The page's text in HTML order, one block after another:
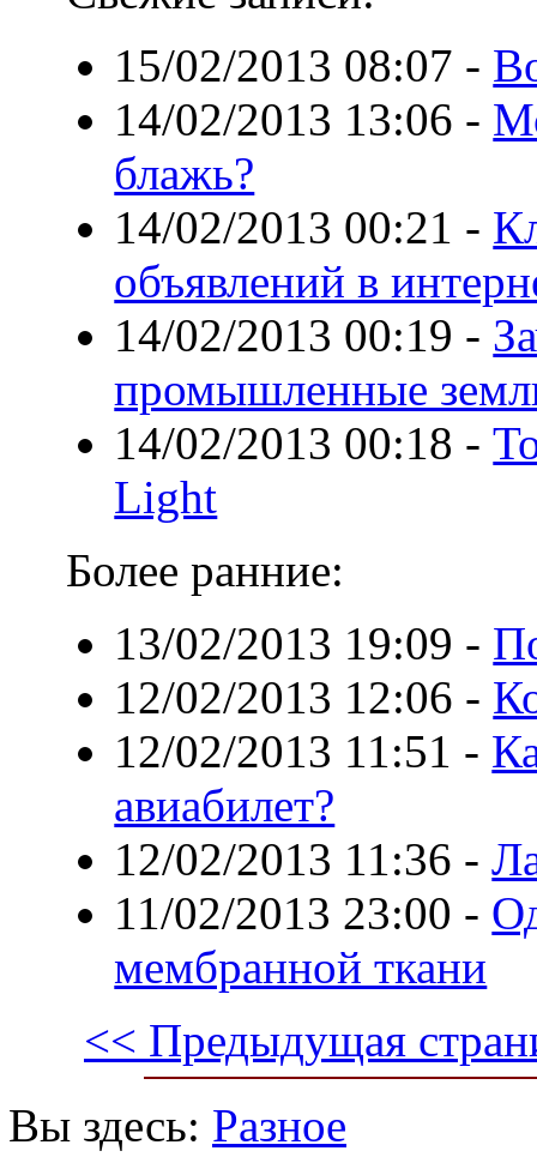
15/02/2013 08:07 -
14/02/2013 13:06 -
блажь?
14/02/2013 00:21 -
объявлений в
14/02/2013 00:19 -
промышленные
14/02/2013 00:18 -
Light
Более ранние:
13/02/2013 19:09 -
12/02/2013 12:06 -
12/02/2013 11:51 -
авиабилет?
12/02/2013 11:36 -
11/02/2013 23:00 -
мембранной ткани
<< Предыдущая
Вы здесь: Разное